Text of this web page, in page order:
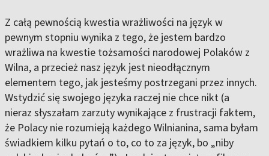
Z całą pewnością kwestia wrażliwości na język w
pewnym stopniu wynika z tego, że jestem bardzo
wrażliwa na kwestie tożsamości narodowej Polaków z
Wilna, a przecież nasz język jest nieodłącznym
elementem tego, jak jesteśmy postrzegani przez innych.
Wstydzić się swojego języka raczej nie chce nikt (a
nieraz słyszałam zarzuty wynikające z frustracji faktem,
że Polacy nie rozumieją każdego Wilnianina, sama byłam
świadkiem kilku pytań o to, co to za język, bo „niby